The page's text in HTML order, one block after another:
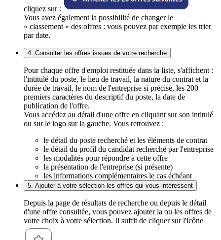
cliquez sur :
Vous avez également la possibilité de changer le
« classement » des offres : vous pouvez par exemple les trier
par date.
4. Consulter les offres issues de votre recherche
Pour chaque offre d'emploi restituée dans la liste, s'affichent :
l'intitulé du poste, le lieu de travail, la nature du contrat et la
durée de travail, le nom de l'entreprise si précisé, les 200
premiers caractères du descriptif du poste, la date de
publication de l'offre.
Vous accédez au détail d'une offre en cliquant sur son intitulé
ou sur le logo sur la gauche. Vous retrouvez :
le détail du poste recherché et les éléments de contrat
le détail du profil du candidat recherché par l'entreprise
les modalités pour répondre à cette offre
la présentation de l'entreprise (si présente)
les informations complémentaires le cas échéant
5. Ajouter à votre sélection les offres qui vous intéressent
Depuis la page de résultats de recherche ou depuis le détail
d'une offre consultée, vous pouvez ajouter la ou les offres de
votre choix à votre sélection. Il suffit de cliquer sur l'icône